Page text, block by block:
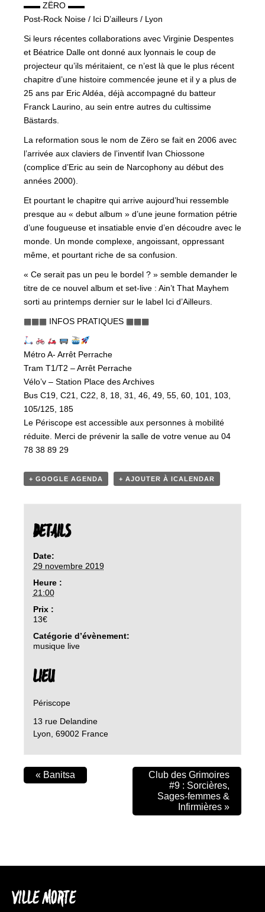
▬▬ ZËRO ▬▬
Post-Rock Noise / Ici D’ailleurs / Lyon
Si leurs récentes collaborations avec Virginie Despentes
et Béatrice Dalle ont donné aux lyonnais le coup de
projecteur qu’ils méritaient, ce n’est là que le plus récent
chapitre d’une histoire commencée jeune et il y a plus de
25 ans par Eric Aldéa, déjà accompagné du batteur
Franck Laurino, au sein entre autres du cultissime
Bästards.
La reformation sous le nom de Zëro se fait en 2006 avec
l’arrivée aux claviers de l’inventif Ivan Chiossone
(complice d’Eric au sein de Narcophony au début des
années 2000).
Et pourtant le chapitre qui arrive aujourd’hui ressemble
presque au « debut album » d’une jeune formation pétrie
d’une fougueuse et insatiable envie d’en découdre avec le
monde. Un monde complexe, angoissant, oppressant
même, et pourtant riche de sa confusion.
« Ce serait pas un peu le bordel ? » semble demander le
titre de ce nouvel album et set-live : Ain’t That Mayhem
sorti au printemps dernier sur le label Ici d’Ailleurs.
▦▦▦ INFOS PRATIQUES ▦▦▦
Métro A- Arrêt Perrache
Tram T1/T2 – Arrêt Perrache
Vélo’v – Station Place des Archives
Bus C19, C21, C22, 8, 18, 31, 46, 49, 55, 60, 101, 103,
105/125, 185
Le Périscope est accessible aux personnes à mobilité
réduite. Merci de prévenir la salle de votre venue au 04
78 38 89 29
+ GOOGLE AGENDA + AJOUTER À ICALENDAR
DETAILS
Date:
29 novembre 2019
Heure :
21:00
Prix :
13€
Catégorie d’évènement:
musique live
LIEU
Périscope
13 rue Delandine
Lyon 69002 France
« Banitsa
Club des Grimoires
#9 : Sorcières,
Sages-femmes &
Infirmières »
VILLE MORTE